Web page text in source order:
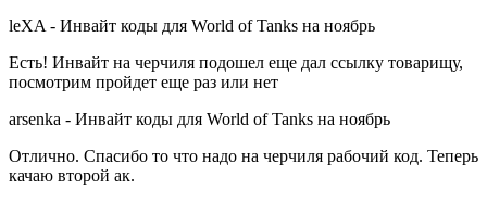
leXA - Инвайт коды для World of Tanks на ноябрь
Есть! Инвайт на черчиля подошел еще дал ссылку товарищу,
посмотрим пройдет еще раз или нет
arsenka - Инвайт коды для World of Tanks на ноябрь
Отлично. Спасибо то что надо на черчиля рабочий код. Теперь
качаю второй ак.